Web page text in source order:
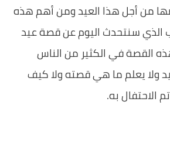
من أجل هذا العيد ومن أهم هذه
الذي سنتحدث اليوم عن قصة عيد
القصة في الكثير من الناس
ولا يعلم ما هي قصته ولا كيف
الاحتفال به.